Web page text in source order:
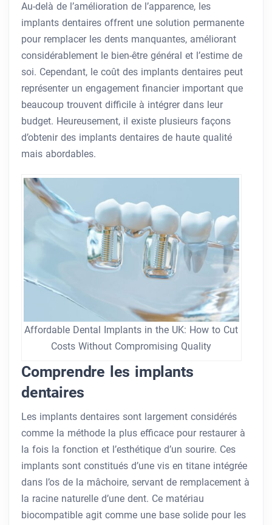
Au-delà de l’amélioration de l’apparence, les
implants dentaires offrent une solution permanente
pour remplacer les dents manquantes, améliorant
considérablement le bien-être général et l’estime de
soi. Cependant, le coût des implants dentaires peut
représenter un engagement financier important que
beaucoup trouvent difficile à intégrer dans leur
budget. Heureusement, il existe plusieurs façons
d’obtenir des implants dentaires de haute qualité
mais abordables.
Affordable Dental Implants in the UK: How to Cut
Costs Without Compromising Quality
Comprendre les implants
dentaires
Les implants dentaires sont largement considérés
comme la méthode la plus efficace pour restaurer à
la fois la fonction et l’esthétique d’un sourire. Ces
implants sont constitués d’une vis en titane intégrée
dans l’os de la mâchoire, servant de remplacement à
la racine naturelle d’une dent. Ce matériau
biocompatible agit comme une base solide pour les